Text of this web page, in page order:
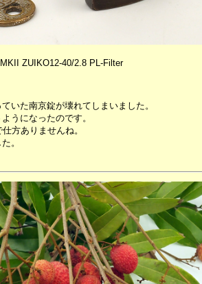
ZUIKO12-40/2.8 PL-Filter
いた南京錠が壊れてしまいました。
うになったのです。
方ありませんね。
。